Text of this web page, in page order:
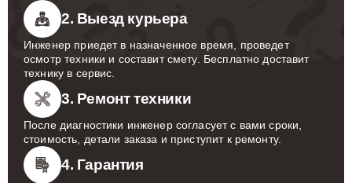
2. Выезд курьера
Инженер приедет в назначенное время, проведет
осмотр техники и составит смету. Бесплатно доставит
технику в сервис.
3. Ремонт техники
После диагностики инженер согласует с вами сроки,
стоимость, детали заказа и приступит к ремонту.
4. Гарантия